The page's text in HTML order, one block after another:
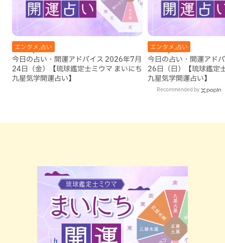
エンタメ,占い
今日の占い・開運アドバイス 2026年7月
24日（金）【琉球鑑定士ミウマ まいにち
九星気学開運占い】
エンタメ,占い
今日の占い・開運アド
26日（日）【琉球鑑定
九星気学開運占い】
Recommended by